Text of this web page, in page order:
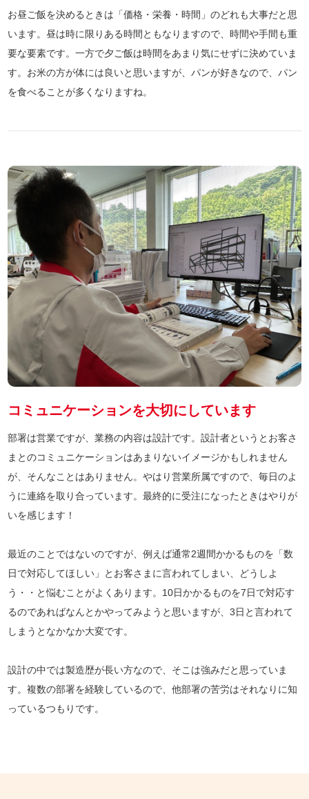
お昼ご飯を決めるときは「価格・栄養・時間」のどれも大事だと思
います。昼は時に限りある時間ともなりますので、時間や手間も重
要な要素です。一方で夕ご飯は時間をあまり気にせずに決めていま
す。お米の方が体には良いと思いますが、パンが好きなので、パン
を食べることが多くなりますね。
コミュニケーションを大切にしています
部署は営業ですが、業務の内容は設計です。設計者というとお客さ
まとのコミュニケーションはあまりないイメージかもしれません
が、そんなことはありません。やはり営業所属ですので、毎日のよ
うに連絡を取り合っています。最終的に受注になったときはやりが
いを感じます！
最近のことではないのですが、例えば通常2週間かかるものを「数
日で対応してほしい」とお客さまに言われてしまい、どうしよ
う・・と悩むことがよくあります。10日かかるものを7日で対応す
るのであればなんとかやってみようと思いますが、3日と言われて
しまうとなかなか大変です。
設計の中では製造歴が長い方なので、そこは強みだと思っていま
す。複数の部署を経験しているので、他部署の苦労はそれなりに知
っているつもりです。